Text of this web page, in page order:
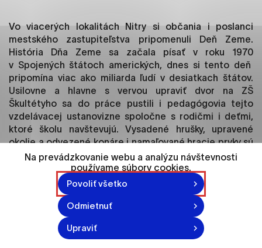
Vo viacerých lokalitách Nitry si občania i poslanci
mestského zastupiteľstva pripomenuli Deň Zeme.
História Dňa Zeme sa začala písať v roku 1970
v Spojených štátoch amerických, dnes si tento deň
pripomína viac ako miliarda ľudí v desiatkach štátov.
Usilovne a hlavne s vervou upraviť dvor na ZŠ
Škultétyho sa do práce pustili i pedagógovia tejto
vzdelávacej ustanovizne spoločne s rodičmi i deťmi,
ktoré školu navštevujú. Vysadené hrušky, upravené
okolie a odvezené konáre i namaľované hracie prvky sú
zreteľným a jasným dôkazom, že brigádnici počas
sobotného dopoludnia nezaháľali.
FOTO: Brigáda bola aj na ZŠ Škultétyho.
Na prevádzkovanie webu a analýzu návštevnosti
používame súbory cookies.
Povoliť všetko
Odmietnuť
Upraviť
fungovať.
Analytické cookies
Analytické cookies pomáhajú prevádzkovateľovi
stránok pochopiť, ako návštevníci stránok stránku
používajú, aby mohol stránky optimalizovať a
ponúknuť im lepšiu skúsenosť. Všetky dáta sa
zbierajú anonymne a nie je možné ich spojiť s
konkrétnou osobou.
Označiť všetko
Uložiť nastavenia
Viac informácií